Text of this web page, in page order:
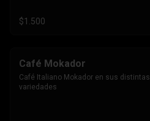
$1.500
Café Mokador
Café Italiano Mokador en sus distintas
variedades